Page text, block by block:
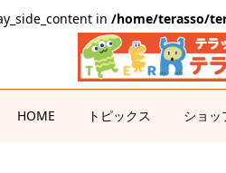
in /home/terasso/
HOME トピックス ショッ